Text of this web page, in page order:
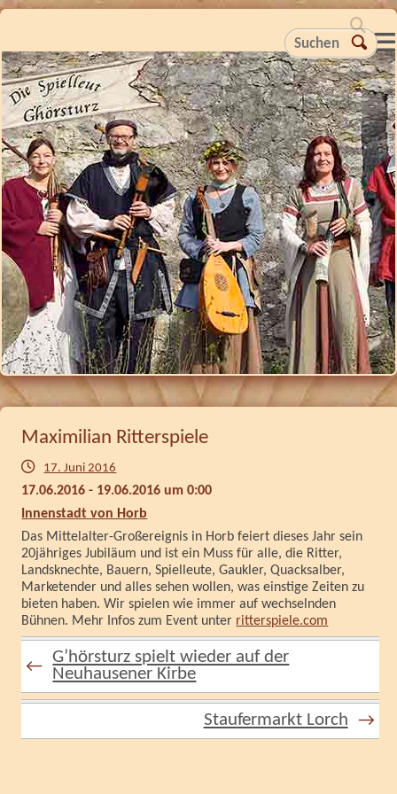
Suchen
Maximilian Ritterspiele
17. Juni 2016
17.06.2016 - 19.06.2016 um 0:00
Innenstadt von Horb
Das Mittelalter-Großereignis in Horb feiert dieses Jahr sein
20jähriges Jubiläum und ist ein Muss für alle, die Ritter,
Landsknechte, Bauern, Spielleute, Gaukler, Quacksalber,
Marketender und alles sehen wollen, was einstige Zeiten zu
bieten haben. Wir spielen wie immer auf wechselnden
Bühnen. Mehr Infos zum Event unter ritterspiele.com
←
G’hörsturz spielt wieder auf der
Neuhausener Kirbe
Staufermarkt Lorch →